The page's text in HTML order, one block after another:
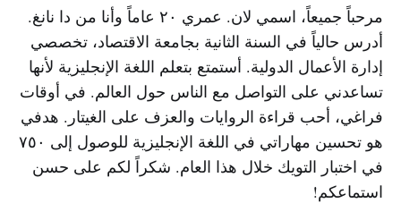
مرحباً جميعاً، اسمي لان. عمري ٢٠ عاماً وأنا من دا نانغ.
أدرس حالياً في السنة الثانية بجامعة الاقتصاد، تخصصي
إدارة الأعمال الدولية. أستمتع بتعلم اللغة الإنجليزية لأنها
تساعدني على التواصل مع الناس حول العالم. في أوقات
فراغي، أحب قراءة الروايات والعزف على الغيتار. هدفي
هو تحسين مهاراتي في اللغة الإنجليزية للوصول إلى ٧٥٠
في اختبار التويك خلال هذا العام. شكراً لكم على حسن
استماعكم!